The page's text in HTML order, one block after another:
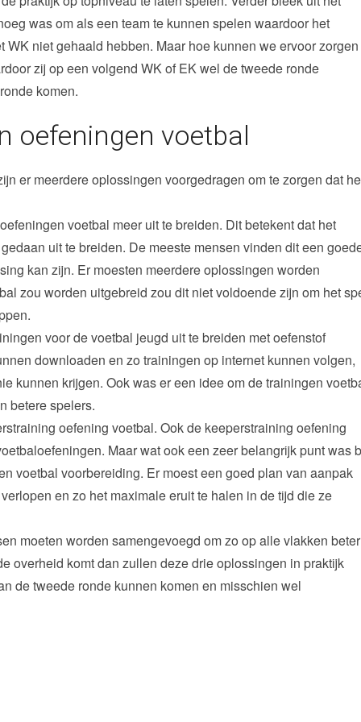
was om als een team te kunnen spelen waardoor het
niet gehaald hebben. Maar hoe kunnen we ervoor zorgen
zij op een volgend WK of EK wel de tweede ronde
komen.
oefeningen voetbal
er meerdere oplossingen voorgedragen om te zorgen dat
voetbal meer uit te breiden. Dit betekent dat het
uit te breiden. De meeste mensen vinden dit een
kan zijn. Er moesten meerdere oplossingen worden
zou worden uitgebreid zou dit niet voldoende zijn om het
voor de voetbal jeugd uit te breiden met oefenstof
downloaden en zo trainingen op internet kunnen volgen,
kunnen krijgen. Ook was er een idee om de trainingen
betere spelers.
oefening voetbal. Ook de keeperstraining oefening
Maar wat ook een zeer belangrijk punt was
voetbal voorbereiding. Er moest een goed plan van aanpak
en zo het maximale eruit te halen in de tijd die ze
moeten worden samengevoegd om zo op alle vlakken beter
overheid komt dan zullen deze drie oplossingen in praktijk
de tweede ronde kunnen komen en misschien wel